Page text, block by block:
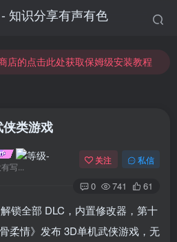
店的点击此处获取保姆级安装教程
店的点击此处获取保姆级安装教程
类游戏
写...
关注 私信
0 741 61
锁全部 DLC，内置修改器，第十
柔情》发布 3D单机武侠游戏，无